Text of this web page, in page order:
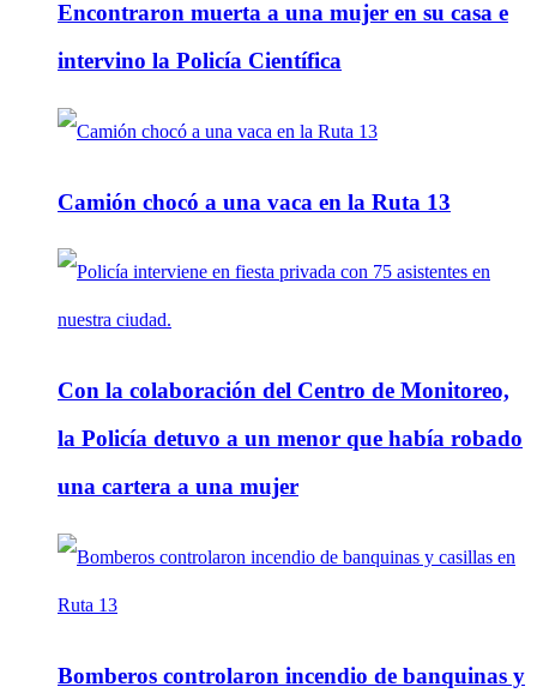
Encontraron muerta a una mujer en su casa e
intervino la Policía Científica
Camión chocó a una vaca en la Ruta 13
Con la colaboración del Centro de Monitoreo,
la Policía detuvo a un menor que había robado
una cartera a una mujer
Bomberos controlaron incendio de banquinas y